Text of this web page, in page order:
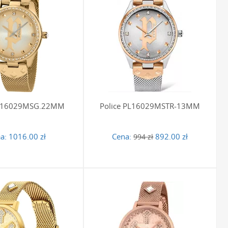
dodatki. Stalowa bransoleta, czy to w formie
designem marki. Taki zegarek staje się nie tylko
i podkreśla charakter całej stylizacji. Wybór modelu na
jak i bardziej formalnych zestawów, zawsze dodając im
na bransolecie jest inwestycją w dodatek, który przetrwa
na działanie czynników zewnętrznych i zachowuje swój
niezawodnego czasomierza będącego jednocześnie
życie. Umieszczenie na deklu ważnej daty, inicjałów czy
, aby uczynić swój prezent jeszcze bardziej wyjątkowym.
1016.00 zł
Police PL16029MSTR-13MM
Cena: 994 zł 892.00 zł